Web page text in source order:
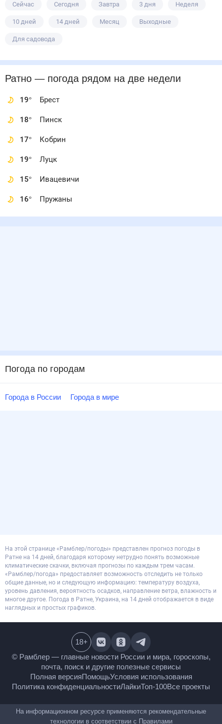
Сейчас Сегодня Завтра 3 дня Неделя
10 дней 14 дней Месяц Выходные
Для садовода
Ратно— погода рядомна две недели
19° Брест
18° Пинск
17° Кобрин
19° Луцк
15° Ивацевичи
16° Пружаны
Погода по городам
Города в России Города в мире
На этой странице «Рамблер/погоды» представлен прогноз погоды в
Ратне на 14 дней, благодаря которому нетрудно понять возможные
климатические скачки, включая прогнозы по каждым трем часам.
«Рамблер/погода» предоставляет возможность отследить не только
общие данные, но и следующую информацию: температуру воздуха,
уровень давления, вероятность осадков, направление ветра, влажность и
многое другое. Погода в Ратне, Украина, на 14 дней отображается в виде
наглядных и простых графиков.
© Рамблер — главные новости России и мира,
гороскопы, почта, поиск и другие полезные сервисы
Полная версияПомощьУсловия использования
Политика конфиденциальностиЛайкиТоп-100
18+
На информационном ресурсе применяются